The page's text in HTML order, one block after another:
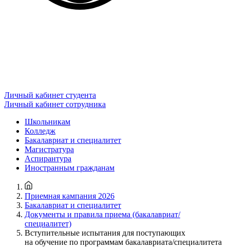
Личный кабинет студента
Личный кабинет сотрудника
Школьникам
Колледж
Бакалавриат и специалитет
Магистратура
Аспирантура
Иностранным гражданам
Приемная кампания 2026
Бакалавриат и специалитет
Документы и правила приема (бакалавриат/
специалитет)
Вступительные испытания для поступающих
на обучение по программам бакалавриата/специалитета